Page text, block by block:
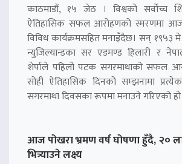
काठमाडौं, १५ जेठ । विश्वको सर्वोच्च
ऐतिहासिक सफल आरोहणको स्मरणमा
विविध कार्यक्रमसहित मनाइँदैछ। सन् १९५३
न्युजिल्यान्डका सर एडमण्ड हिलारी र
शेर्पाले पहिलो पटक सगरमाथाको सफल
सोही ऐतिहासिक दिनको सम्झनामा
सगरमाथा दिवसका रूपमा मनाउने गरिएको
आज पोखरा भ्रमण वर्ष घोषणा हुँदै, २०
भित्र्याउने लक्ष्य